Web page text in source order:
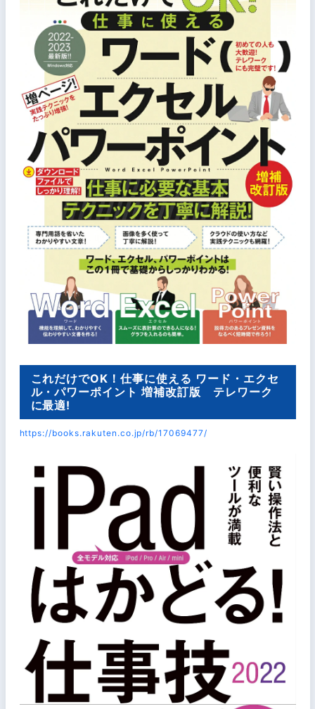
これだけでOK！仕事に使える ワード・エクセ
ル・パワーポイント 増補改訂版 テレワーク
に最適!
https://books.rakuten.co.jp/rb/17069477/